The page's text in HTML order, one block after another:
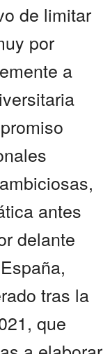
de limitar
por
a
antes
delante
tras la
que